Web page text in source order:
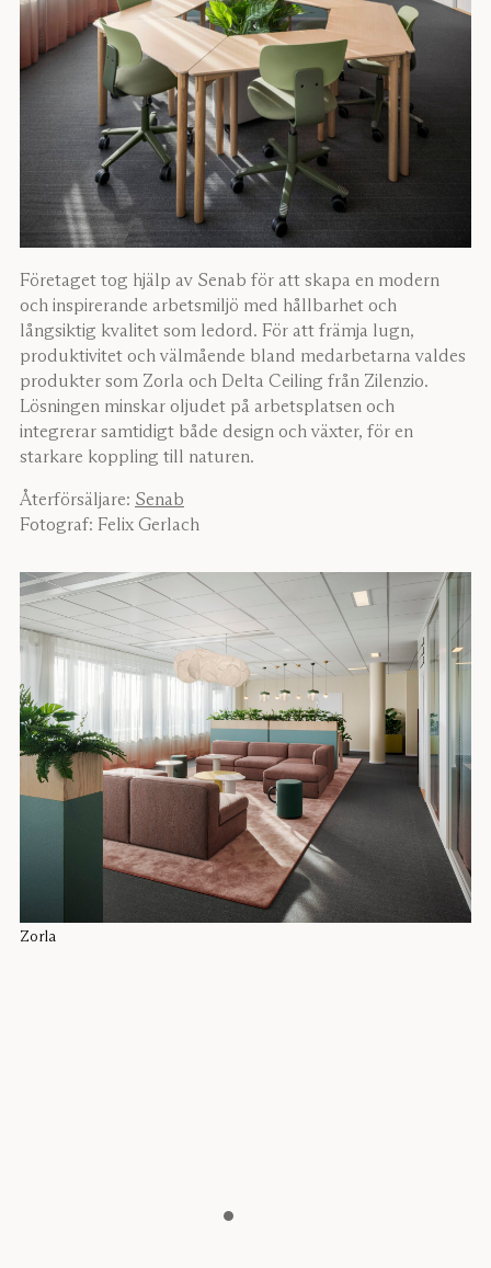
Företaget tog hjälp av Senab för att skapa en modern
och inspirerande arbetsmiljö med hållbarhet och
långsiktig kvalitet som ledord. För att främja lugn,
produktivitet och välmående bland medarbetarna valdes
produkter som Zorla och Delta Ceiling från Zilenzio.
Lösningen minskar oljudet på arbetsplatsen och
integrerar samtidigt både design och växter, för en
starkare koppling till naturen.
Återförsäljare: Senab
Fotograf: Felix Gerlach
Zorla